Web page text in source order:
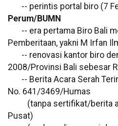
-- perintis portal biro (7
Perum/BUMN
-- era pertama Biro Bali
Pemberitaan, yakni M Irfan
-- renovasi kantor biro
2008/Provinsi Bali sebesar
-- Berita Acara Serah
No. 641/3469/Humas
(tanpa sertifikat/berita
Pusat)